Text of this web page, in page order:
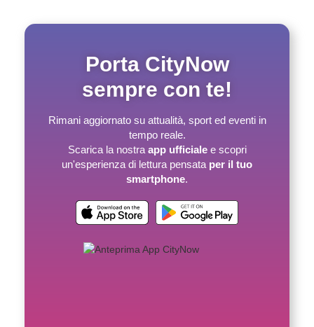
Porta CityNow
sempre con te!
Rimani aggiornato su attualità, sport ed eventi in
tempo reale.
Scarica la nostra app ufficialee scopri
un'esperienza di lettura pensata per il tuo
smartphone.